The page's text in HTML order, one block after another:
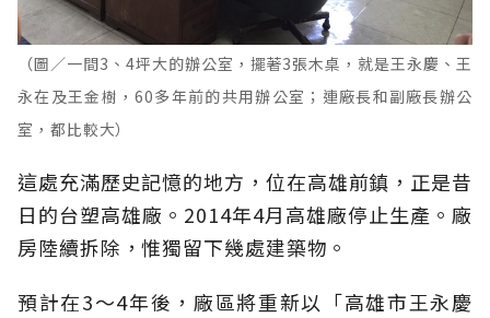
（圖／一間3、4坪大的辦公室，擺著3張木桌，就是王永慶、王
永在及王金樹，60多年前的共用辦公室；連廠長和副廠長辦公
室，都比較大）
這處充滿歷史記憶的地方，位在高雄前鎮，正是昔
日的台塑高雄廠。2014年4月高雄廠停止生產。廠
房陸續拆除，惟獨留下幾處建築物。
預計在3～4年後，廠區將重新以「高雄市王永慶